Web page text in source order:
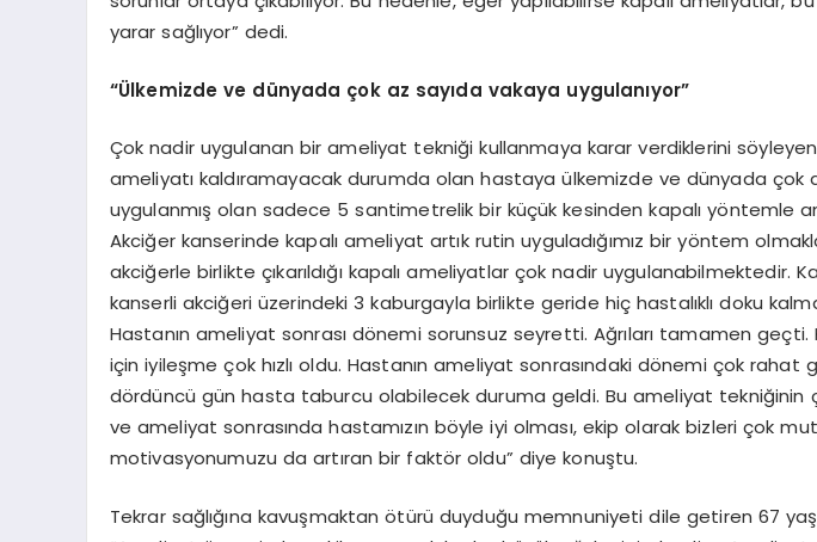
yarar sağlıyor” dedi.
“Ülkemizde ve dünyada çok az sayıda vakaya uygulanıyor”
Çok nadir uygulanan bir ameliyat tekniği kullanmaya karar verdiklerini söyleyen
ameliyatı kaldıramayacak durumda olan hastaya ülkemizde ve dünyada çok
uygulanmış olan sadece 5 santimetrelik bir küçük kesinden kapalı yöntemle
Akciğer kanserinde kapalı ameliyat artık rutin uyguladığımız bir yöntem
akciğerle birlikte çıkarıldığı kapalı ameliyatlar çok nadir uygulanabilmektedir.
kanserli akciğeri üzerindeki 3 kaburgayla birlikte geride hiç hastalıklı doku
Hastanın ameliyat sonrası dönemi sorunsuz seyretti. Ağrıları tamamen geçti.
için iyileşme çok hızlı oldu. Hastanın ameliyat sonrasındaki dönemi çok rahat
dördüncü gün hasta taburcu olabilecek duruma geldi. Bu ameliyat tekniğinin
ve ameliyat sonrasında hastamızın böyle iyi olması, ekip olarak bizleri çok
motivasyonumuzu da artıran bir faktör oldu” diye konuştu.
Tekrar sağlığına kavuşmaktan ötürü duyduğu memnuniyeti dile getiren 67